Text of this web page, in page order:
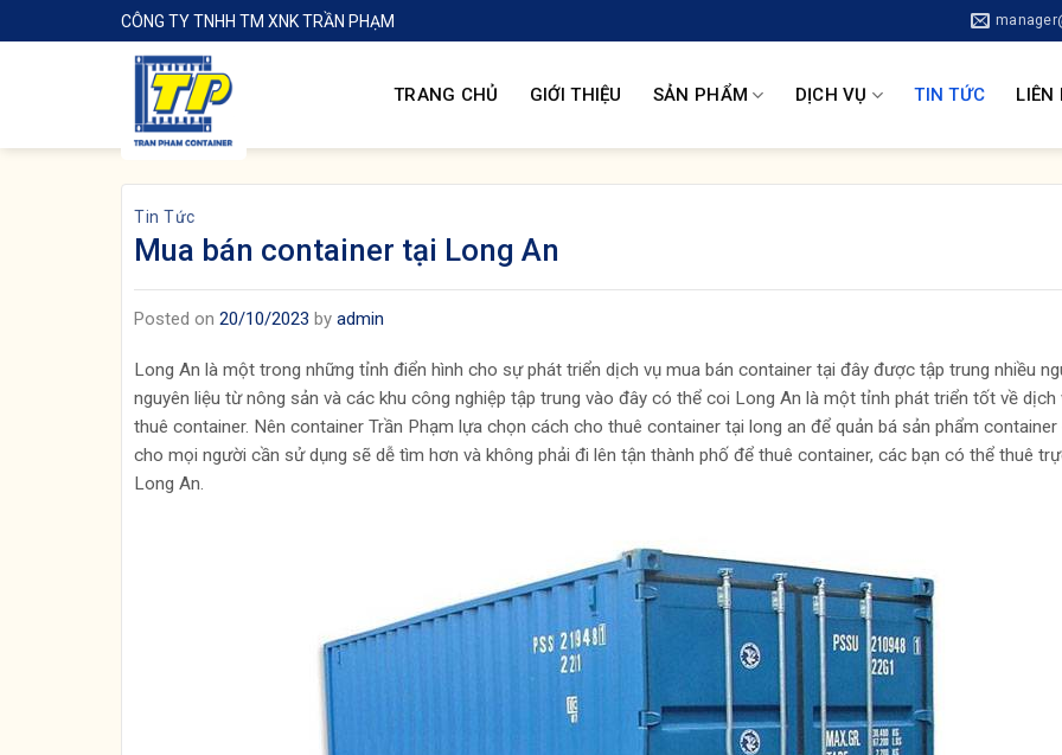
to
CÔNG TY TNHH TM XNK TRẦN PHẠM
TRANG CHỦ GIỚI THIỆU SẢN PHẨM DỊCH VỤ TIN TỨC LIÊN
Tin Tức
Mua bán container tại Long An
Posted on 20/10/2023 by admin
Long An là một trong những tỉnh điển hình cho sự phát triển dịch vụ mua bán container tại đây được tập trung nhiều
nguyên liệu từ nông sản và các khu công nghiệp tập trung vào đây có thể coi Long An là một tỉnh phát triển tốt về dịch
thuê container. Nên container Trần Phạm lựa chọn cách cho thuê container tại long an để quản bá sản phẩm container
cho mọi người cần sử dụng sẽ dễ tìm hơn và không phải đi lên tận thành phố để thuê container, các bạn có thể thuê
Long An.